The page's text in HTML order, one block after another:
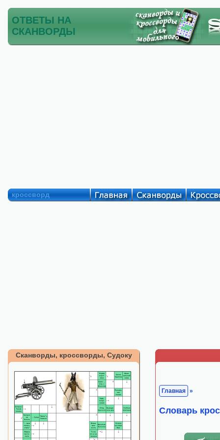
ОТВЕТЫ НА
СКАНВОРДЫ
кроссворд
Сканворды, кроссворды, Судоку
Главная »
Cловарь